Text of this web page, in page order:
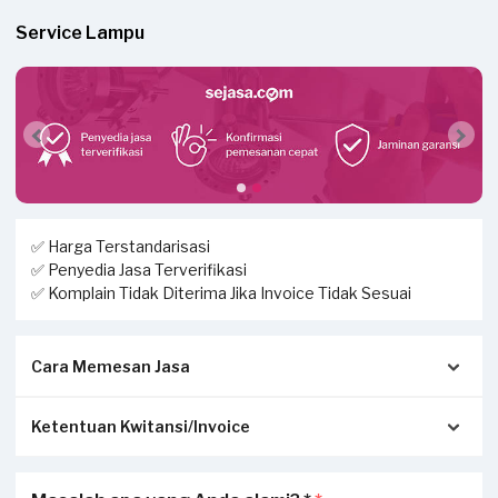
Service Lampu
✅ Harga Terstandarisasi
✅ Penyedia Jasa Terverifikasi
✅ Komplain Tidak Diterima Jika Invoice Tidak Sesuai
Cara Memesan Jasa
1. Isi form dengan lengkap, kemudian buat permintaan jasa.
Ketentuan Kwitansi/Invoice